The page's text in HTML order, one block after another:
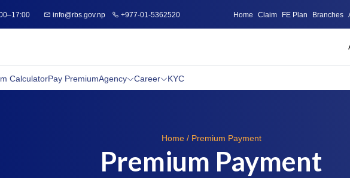
info@rbs.gov.np +977-01-5362520 Home Claim FE Plan Branches
CalculatorPay PremiumAgency Career KYC
Home / Premium Payment
Premium Payment